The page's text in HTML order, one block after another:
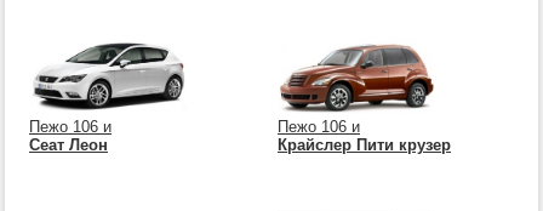
Пежо 106 и
Сеат Леон
Пежо 106 и
Крайслер Пити крузер